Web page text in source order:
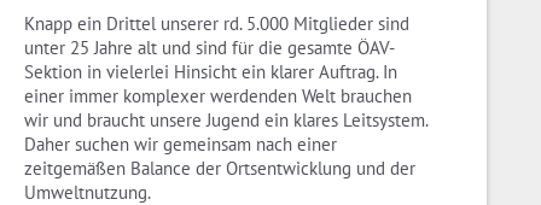
Knapp ein Drittel unserer rd. 5.000 Mitglieder sind
unter 25 Jahre alt und sind für die gesamte ÖAV-
Sektion in vielerlei Hinsicht ein klarer Auftrag. In
einer immer komplexer werdenden Welt brauchen
wir und braucht unsere Jugend ein klares Leitsystem.
Daher suchen wir gemeinsam nach einer
zeitgemäßen Balance der Ortsentwicklung und der
Umweltnutzung.